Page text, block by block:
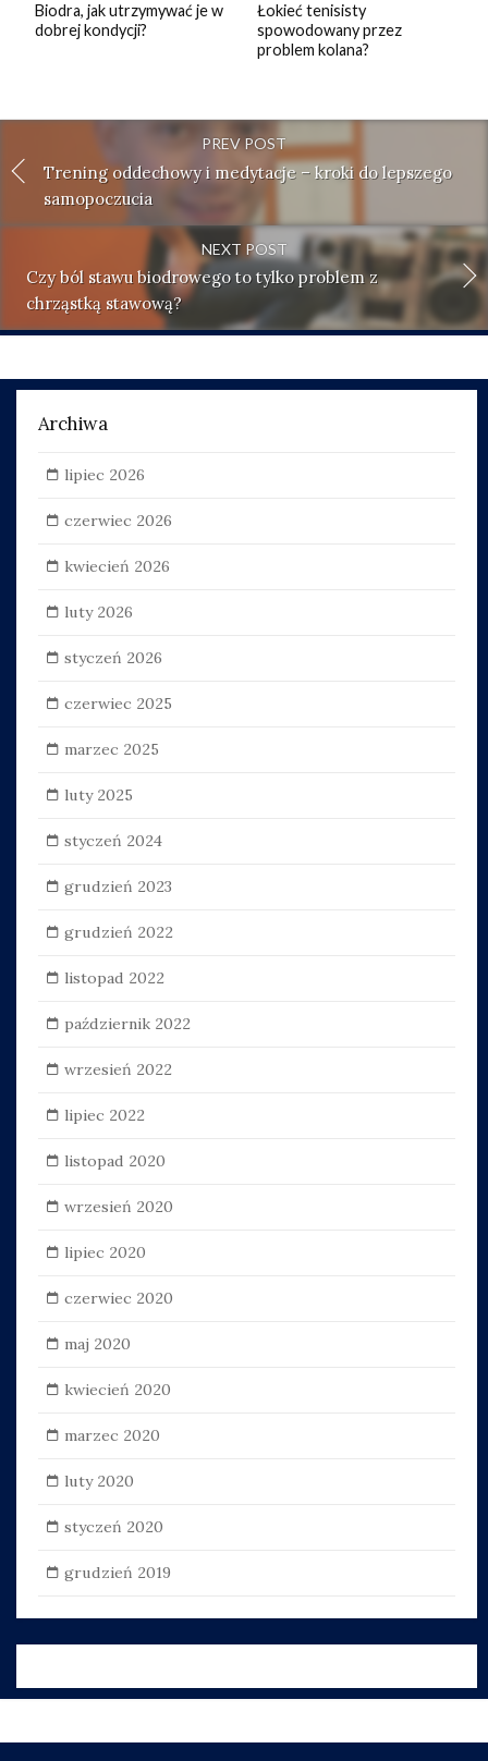
Biodra, jak utrzymywać je w
dobrej kondycji?
Łokieć tenisisty
spowodowany przez
problem kolana?
PREV POST
Trening oddechowy i medytacje – kroki do lepszego
samopoczucia
NEXT POST
Czy ból stawu biodrowego to tylko problem z
chrząstką stawową?
Archiwa
lipiec 2026
czerwiec 2026
kwiecień 2026
luty 2026
styczeń 2026
czerwiec 2025
marzec 2025
luty 2025
styczeń 2024
grudzień 2023
grudzień 2022
listopad 2022
październik 2022
wrzesień 2022
lipiec 2022
listopad 2020
wrzesień 2020
lipiec 2020
czerwiec 2020
maj 2020
kwiecień 2020
marzec 2020
luty 2020
styczeń 2020
grudzień 2019